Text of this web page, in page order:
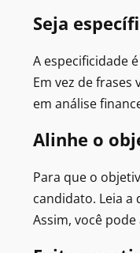
Seja
A especificidade
Em vez de
em análise
Alinhe o
Para que o
candidato. Leia a
Assim, você